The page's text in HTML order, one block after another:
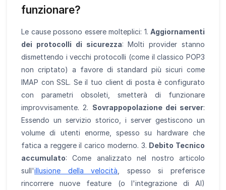
funzionare?
Le cause possono essere molteplici: 1. Aggiornamenti
dei protocolli di sicurezza: Molti provider stanno
dismettendo i vecchi protocolli (come il classico POP3
non criptato) a favore di standard più sicuri come
IMAP con SSL. Se il tuo client di posta è configurato
con parametri obsoleti, smetterà di funzionare
improvvisamente. 2. Sovrappopolazione dei server:
Essendo un servizio storico, i server gestiscono un
volume di utenti enorme, spesso su hardware che
fatica a reggere il carico moderno. 3. Debito Tecnico
accumulato: Come analizzato nel nostro articolo
sull'illusione della velocità , spesso si preferisce
rincorrere nuove feature (o l'integrazione di AI)